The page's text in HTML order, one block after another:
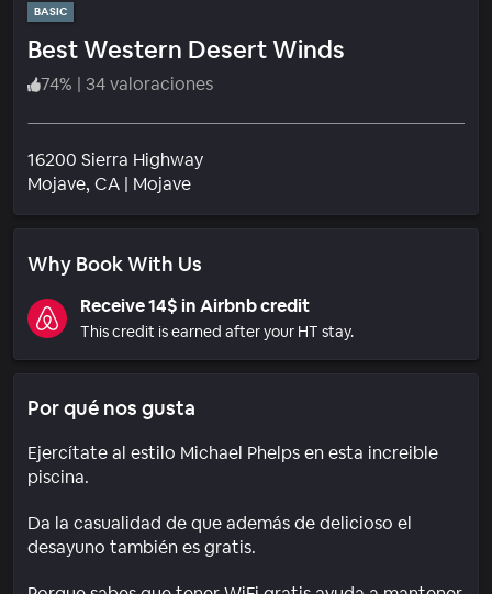
BASIC
Best Western Desert Winds
74% | 34 valoraciones
16200 Sierra Highway
Mojave, CA | MojaveBarrio
Why Book With Us
Receive 14$ in Airbnb credit
This credit is earned after your HT stay.
Por qué nos gusta
Ejercítate al estilo Michael Phelps en esta increible
piscina.
Da la casualidad de que además de delicioso el
desayuno también es gratis.